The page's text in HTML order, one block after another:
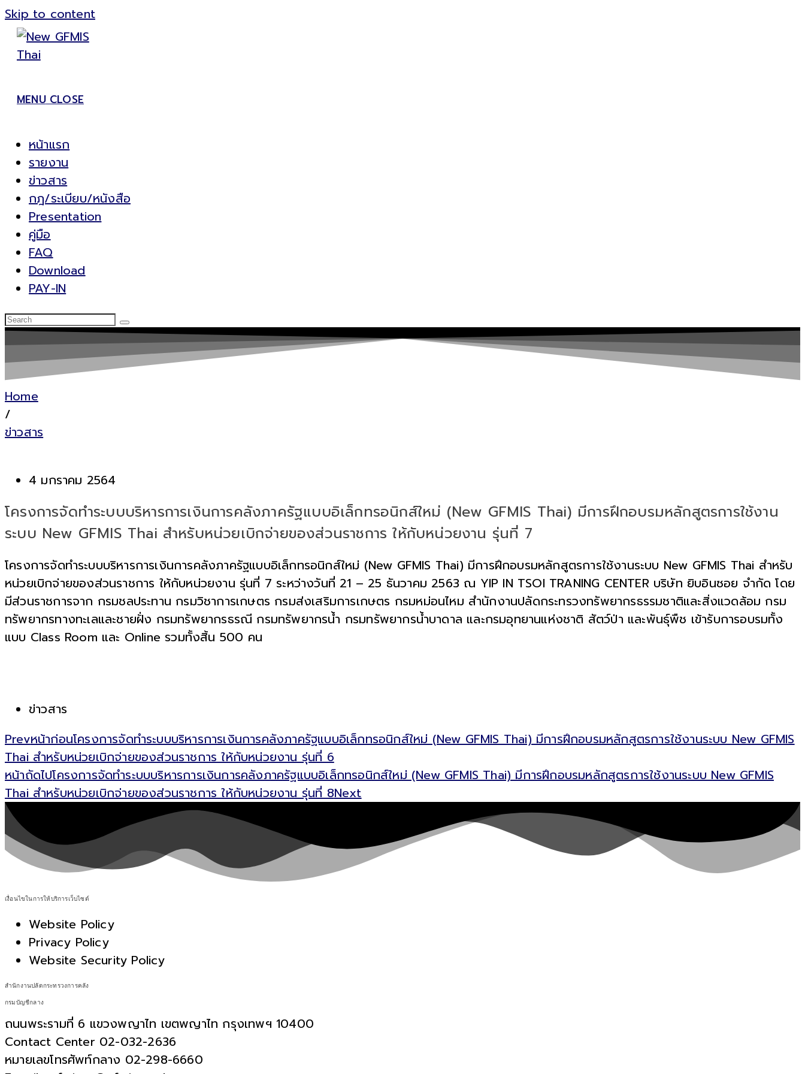
Skip to content
MENU CLOSE
หน้าแรก
รายงาน
ข่าวสาร
กฎ/ระเบียบ/หนังสือ
Presentation
คู่มือ
FAQ
Download
PAY-IN
Home
/
ข่าวสาร
4 มกราคม 2564
โครงการจัดทำระบบบริหารการเงินการคลังภาครัฐแบบอิเล็กทรอนิกส์ใหม่ (New GFMIS Thai) มีการฝึกอบรมหลักสูตรการใช้งาน
ระบบ New GFMIS Thai สำหรับหน่วยเบิกจ่ายของส่วนราชการ ให้กับหน่วยงาน รุ่นที่ 7
โครงการจัดทำระบบบริหารการเงินการคลังภาครัฐแบบอิเล็กทรอนิกส์ใหม่ (New GFMIS Thai) มีการฝึกอบรมหลักสูตรการใช้งานระบบ New GFMIS Thai สำหรับ
หน่วยเบิกจ่ายของส่วนราชการ ให้กับหน่วยงาน รุ่นที่ 7 ระหว่างวันที่ 21 – 25 ธันวาคม 2563 ณ YIP IN TSOI TRANING CENTER บริษัท ยิบอินซอย จำกัด โดย
มีส่วนราชการจาก กรมชลประทาน กรมวิชาการเกษตร กรมส่งเสริมการเกษตร กรมหม่อนไหม สำนักงานปลัดกระทรวงทรัพยากรธรรมชาติและสิ่งแวดล้อม กรม
ทรัพยากรทางทะเลและชายฝั่ง กรมทรัพยากรธรณี กรมทรัพยากรน้ำ กรมทรัพยากรน้ำบาดาล และกรมอุทยานแห่งชาติ สัตว์ป่า และพันธุ์พืช เข้ารับการอบรมทั้ง
แบบ Class Room และ Online รวมทั้งสิ้น 500 คน
ข่าวสาร
Prevหน้าก่อนโครงการจัดทำระบบบริหารการเงินการคลังภาครัฐแบบอิเล็กทรอนิกส์ใหม่ (New GFMIS Thai) มีการฝึกอบรมหลักสูตรการใช้งานระบบ New GFMIS
Thai สำหรับหน่วยเบิกจ่ายของส่วนราชการ ให้กับหน่วยงาน รุ่นที่ 6
หน้าถัดไปโครงการจัดทำระบบบริหารการเงินการคลังภาครัฐแบบอิเล็กทรอนิกส์ใหม่ (New GFMIS Thai) มีการฝึกอบรมหลักสูตรการใช้งานระบบ New GFMIS
Thai สำหรับหน่วยเบิกจ่ายของส่วนราชการ ให้กับหน่วยงาน รุ่นที่ 8Next
เงื่อนไขในการให้บริการเว็บไซต์
Website Policy
Privacy Policy
Website Security Policy
สำนักงานปลัดกระทรวงการคลัง
กรมบัญชีกลาง
ถนนพระรามที่ 6 แขวงพญาไท เขตพญาไท กรุงเทพฯ 10400
Contact Center 02-032-2636
หมายเลขโทรศัพท์กลาง 02-298-6660